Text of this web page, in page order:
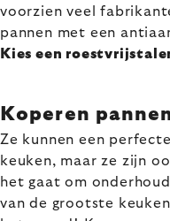
voorzien veel
pannen met een
Kies een
Koperen
Ze kunnen een
keuken, maar ze zijn
het gaat om
van de grootste